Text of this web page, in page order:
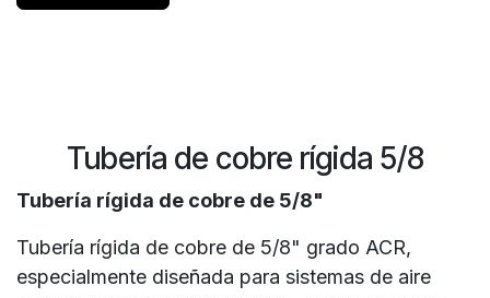
Tubería de cobre rígida 5/8
Tubería rígida de cobre de 5/8"
Tubería rígida de cobre de 5/8" grado ACR,
especialmente diseñada para sistemas de aire